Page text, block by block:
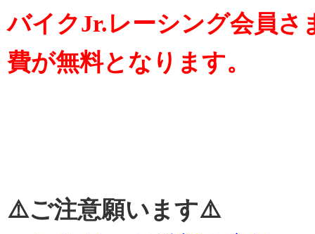
バイクJr.レーシング会員さ
費が無料となります。
⚠️ご注意願います⚠️